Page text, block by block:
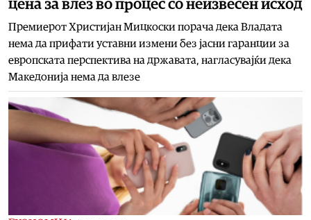
цена за влез во процес со неизвесен исход
Премиерот Христијан Мицкоски порача дека Владата
нема да прифати уставни измени без јасни гаранции за
европската перспектива на државата, нагласувајќи дека
Македонија нема да влезе